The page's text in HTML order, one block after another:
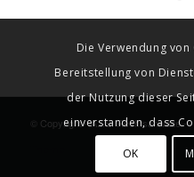
© Copyright - A.I.S. Rechtsanwälte -
Die Verwendung
Bereitstellung von
der Nutzung dieser
einverstanden, dass
OK